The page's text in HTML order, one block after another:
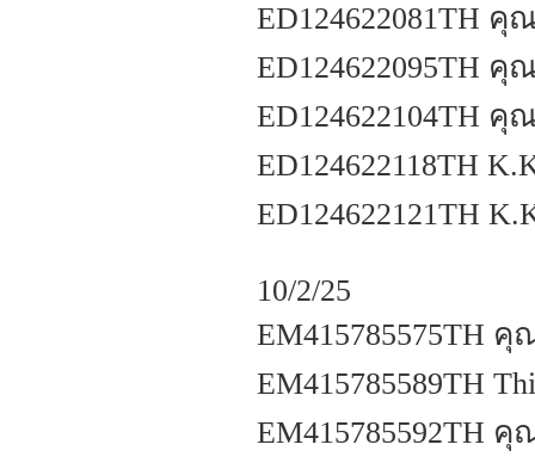
ED124622081TH
ED124622095TH
ED124622104TH
ED124622118TH
ED124622121TH
10/2/25
EM415785575TH
EM415785589TH
EM415785592TH